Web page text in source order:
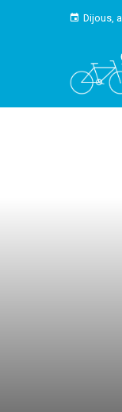
Dijous,